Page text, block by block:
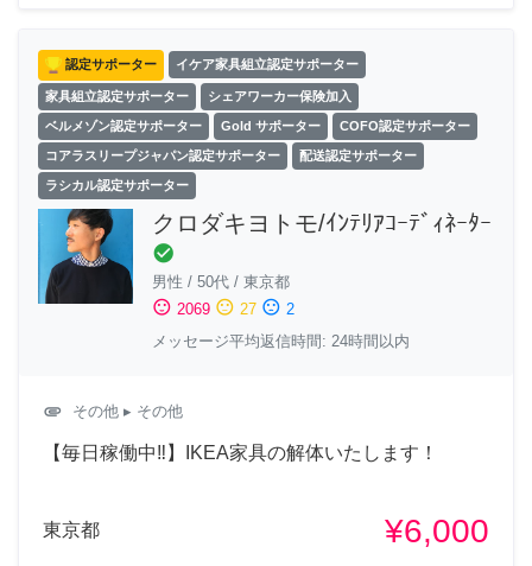
認定サポーター イケア家具組立認定サポーター
家具組立認定サポーター シェアワーカー保険加入
ベルメゾン認定サポーター Gold サポーター COFO認定サポーター
コアラスリープジャパン認定サポーター 配送認定サポーター
ラシカル認定サポーター
クロダキヨトモ/ｲﾝﾃﾘｱｺｰﾃﾞｨﾈｰﾀｰ
check_circle
男性 / 50代 / 東京都
sentiment_satisfied 2069 sentiment_neutral 27 sentiment_dissatisfied 2
メッセージ平均返信時間: 24時間以内
attachment その他 ▸ その他
【毎日稼働中‼︎】IKEA家具の解体いたします！
東京都 ¥6,000